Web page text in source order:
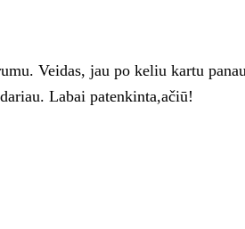
Veidas, jau po keliu kartu
Labai patenkinta,ačiū!